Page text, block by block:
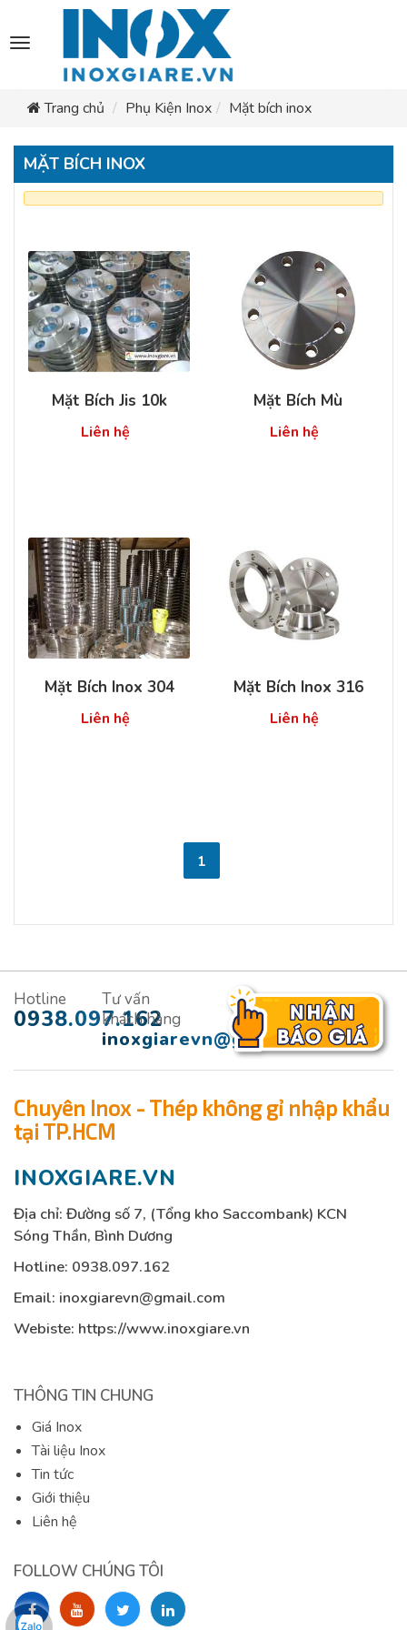
Toggle
navigation
Trang chủ
Phụ Kiện Inox Mặt bích inox
MẶT BÍCH INOX
Mặt Bích Jis 10k
Liên hệ
Mặt Bích Mù
Liên hệ
Mặt Bích Inox 304
Liên hệ
Mặt Bích Inox 316
Liên hệ
1
Hotline
0938.097.162
Tư vấn
khách hàng
inoxgiarevn@gmail.com
Chuyên Inox - Thép không gỉ nhập khẩu
tại TP.HCM
INOXGIARE.VN
Địa chỉ: Đường số 7, (Tổng kho Saccombank) KCN
Sóng Thần, Bình Dương
Hotline: 0938.097.162
Email: inoxgiarevn@gmail.com
Webiste: https://www.inoxgiare.vn
THÔNG TIN CHUNG
Giá Inox
Tài liệu Inox
Tin tức
Giới thiệu
Liên hệ
FOLLOW CHÚNG TÔI